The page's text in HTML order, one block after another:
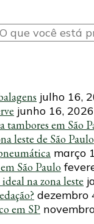
julho 16,
junho 16, 2026
tambores em São
leste de São Paulo
março
São Paulo
na zona leste
dezembro
em SP